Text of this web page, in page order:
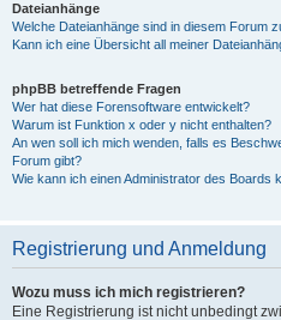
Dateianhänge
Welche Dateianhänge sind in diesem Forum
Kann ich eine Übersicht all meiner
phpBB betreffende Fragen
Wer hat diese Forensoftware entwickelt?
Warum ist Funktion x oder y nicht enthalten?
An wen soll ich mich wenden, falls es
Forum gibt?
Wie kann ich einen Administrator des Boards
Registrierung und Anmeldung
Wozu muss ich mich registrieren?
Eine Registrierung ist nicht unbedingt